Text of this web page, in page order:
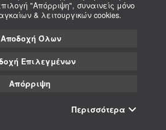
"Απόρριψη", συναινείς μόνο
& λειτουργικών cookies.
Αποδοχή Όλων
Επιλεγμένων
Απόρριψη
Περισσότερα